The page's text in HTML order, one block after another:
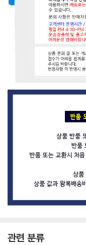
관련 분류